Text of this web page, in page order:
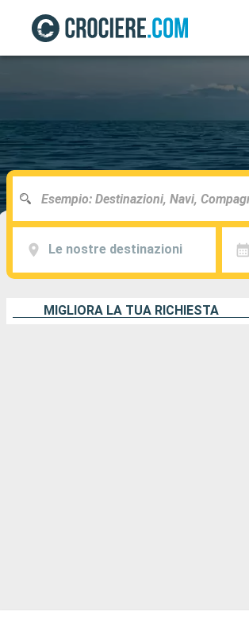
Le nostre destinazioni
MIGLIORA LA TUA RICHIESTA